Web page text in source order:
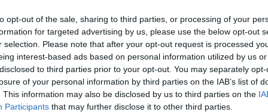
opt-out of the sale, sharing to third parties, or processing of your
for targeted advertising by us, please use the below opt-out
selection. Please note that after your opt-out request is processed
interest-based ads based on personal information utilized by us
to third parties prior to your opt-out. You may separately
of your personal information by third parties on the IAB’s list of
This information may also be disclosed by us to third parties on the
Participants that may further disclose it to other third parties.
και η περαιτέρω οικονομική επιβάρυνση
πρωτοβουλία του ΙΝΚΑ για ομαδικές αγωγές στις 29
καταγγελιών από καταναλωτές». Παράλληλα, το
και επιστημονικούς συνεργάτες,
μέρος των προστίμων δεν ήταν σύμφωνο με το